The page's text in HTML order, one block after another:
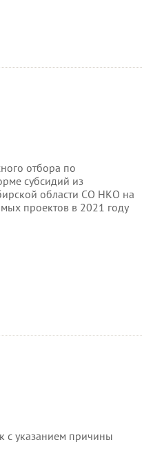
отбора по
субсидий из
области СО НКО на
проектов в 2021 году
с указанием причины